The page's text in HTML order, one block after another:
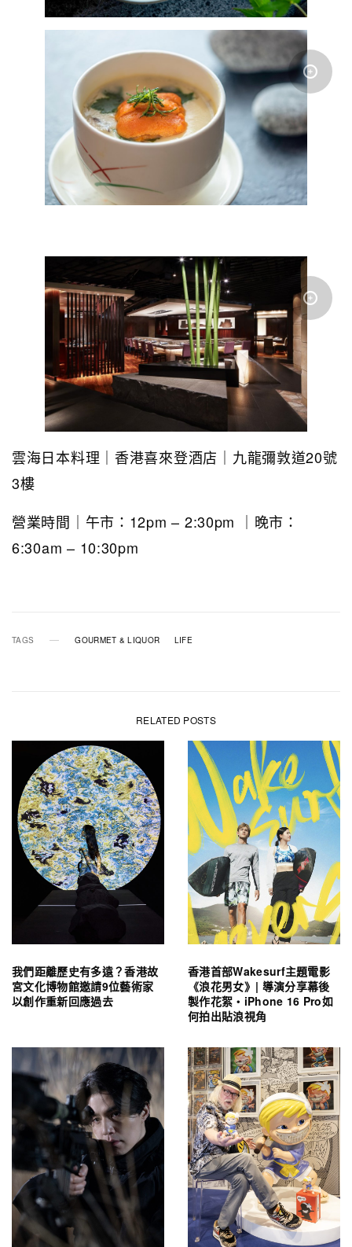
雲海日本料理｜香港喜來登酒店｜九龍彌敦道20號
3樓
營業時間｜午市：12pm – 2:30pm ｜晚市：
6:30am – 10:30pm
TAGS GOURMET & LIQUOR LIFE
RELATED POSTS
我們距離歷史有多遠？香港故
宮文化博物館邀請9位藝術家
以創作重新回應過去
香港首部Wakesurf主題電影
《浪花男女》| 導演分享幕後
製作花絮・iPhone 16 Pro如
何拍出貼浪視角